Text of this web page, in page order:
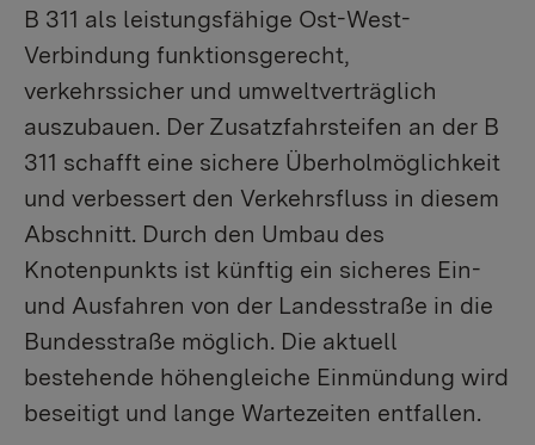
B 311 als leistungsfähige Ost-West-
Verbindung funktionsgerecht,
verkehrssicher und umweltverträglich
auszubauen. Der Zusatzfahrsteifen an der B
311 schafft eine sichere Überholmöglichkeit
und verbessert den Verkehrsfluss in diesem
Abschnitt. Durch den Umbau des
Knotenpunkts ist künftig ein sicheres Ein-
und Ausfahren von der Landesstraße in die
Bundesstraße möglich. Die aktuell
bestehende höhengleiche Einmündung wird
beseitigt und lange Wartezeiten entfallen.